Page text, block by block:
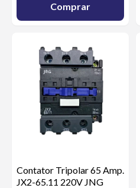
Comprar
Contator Tripolar 65 Amp.
JX2-65.11 220V JNG